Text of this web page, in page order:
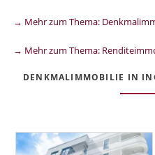
→ Mehr zum Thema:
→ Mehr zum Thema:
DENKMALIMMOBILIE IN